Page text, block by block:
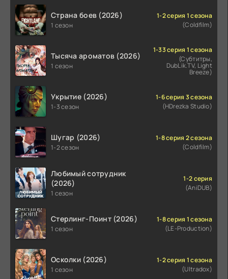
Страна боев (2026)
1 сезон
1-2 серия 1 сезона
(Coldfilm)
Тысяча ароматов (2026)
1 сезон
1-33 серия 1 сезона
(Субтитры,
DubLik.TV, Light
Breeze)
Укрытие (2026)
1-3 сезон
1-6 серия 3 сезона
(HDrezka Studio)
Шугар (2026)
1-2 сезон
1-8 серия 2 сезона
(Coldfilm)
Любимый сотрудник
(2026)
1 сезон
1-2 серия
(AniDUB)
Стерлинг-Поинт (2026)
1 сезон
1-8 серия 1 сезона
(LE-Production)
Осколки (2026)
1 сезон
1-2 серия 1 сезона
(Ultradox)